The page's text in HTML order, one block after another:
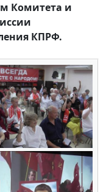
Комитета и
КПРФ.